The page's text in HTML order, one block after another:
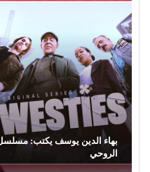
بهاء الدين يوسف يكتب: مسلسل
الروحي